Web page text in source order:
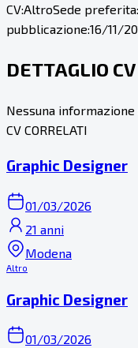
CV:AltroSede preferita:
pubblicazione:16/11/
DETTAGLIO CV
Nessuna
CV CORRELATI
Graphic Designer
01/03/2026
21 anni
Modena
Altro
Graphic Designer
01/03/2026